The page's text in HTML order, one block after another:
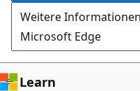
Weitere
Microsoft Edge
Learn